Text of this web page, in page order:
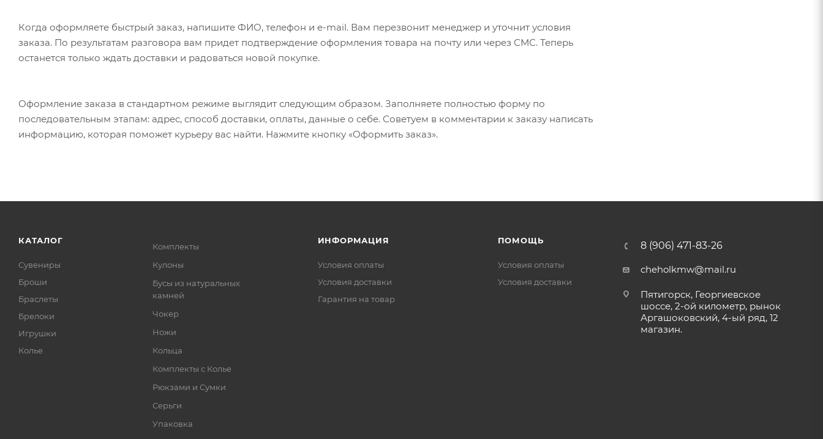
Когда оформляете быстрый заказ, напишите ФИО, телефон и e-mail. Вам перезвонит менеджер и уточнит условия
заказа. По результатам разговора вам придет подтверждение оформления товара на почту или через СМС. Теперь
останется только ждать доставки и радоваться новой покупке.
Оформление заказа в стандартном режиме выглядит следующим образом. Заполняете полностью форму по
последовательным этапам: адрес, способ доставки, оплаты, данные о себе. Советуем в комментарии к заказу написать
информацию, которая поможет курьеру вас найти. Нажмите кнопку «Оформить заказ».
КАТАЛОГ
Сувениры
Броши
Браслеты
Брелоки
Игрушки
Колье
Комплекты
Кулоны
Бусы из натуральных
камней
Чокер
Ножи
Кольца
Комплекты с Колье
Рюкзами и Сумки
Серьги
Упаковка
ИНФОРМАЦИЯ
Условия оплаты
Условия доставки
Гарантия на товар
ПОМОЩЬ
Условия оплаты
Условия доставки
8 (906) 471-83-26
cheholkmw@mail.ru
Пятигорск, Георгиевское
шоссе, 2-ой километр, рынок
Аргашоковский, 4-ый ряд, 12
магазин.